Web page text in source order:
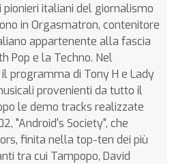
italiani del giornalismo
in Orgasmatron, contenitore
appartenente alla fascia
Pop e la Techno. Nel
programma di Tony H e Lady
provenienti da tutto il
le demo tracks realizzate
"Android's Society", che
finita nella top-ten dei più
tra cui Tampopo, David